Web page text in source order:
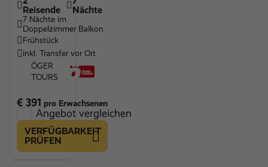
Reisende
Nächte
7 Nächte im
Doppelzimmer Balkon
Frühstück
inkl. Transfer vor Ort
ÖGER
TOURS
€ 391 pro Erwachsenen
Angebot vergleichen
VERFÜGBARKEIT
PRÜFEN